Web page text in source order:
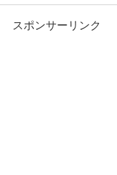
スポンサーリンク